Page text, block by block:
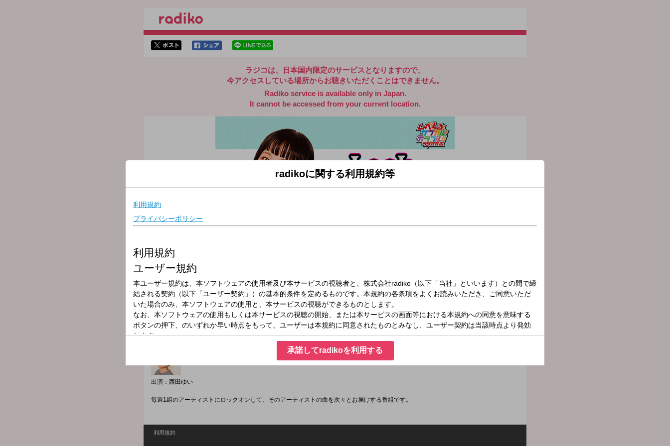
ラジコは、日本国内限定のサービスとなりますので、
今アクセスしている場所からお聴きいただくことはできません。
Radiko service is available only in Japan.
It cannot be accessed from your current location.
放送局
放送時間
2024年7月27日（土）24:30～25:00
番組名
Lock on Music!
出演：西田ゆい
毎週1組のアーティストにロックオンして、そのアーティストの曲を次々とお届けする番組です。
利用規約
radikoに関する利用規約等
承諾してradikoを利用する